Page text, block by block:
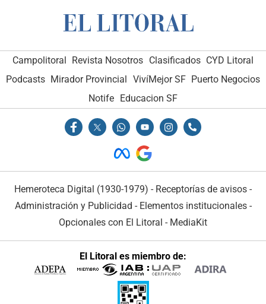
Campolitoral Revista Nosotros Clasificados CYD Litoral
Podcasts Mirador Provincial VivíMejor SF Puerto Negocios
Notife Educacion SF
Hemeroteca Digital (1930-1979) - Receptorías de avisos -
Administración y Publicidad - Elementos institucionales-
Opcionales con El Litoral - MediaKit
El Litoral es miembro de: